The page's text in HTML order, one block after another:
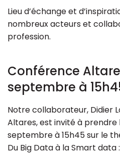
Lieu d’échange et
nombreux acteurs et
profession.
Conférence
septembre à
Notre collaborateur, Didier
Altares, est invité à
septembre à 15h45 sur le
Du Big Data à la Smart